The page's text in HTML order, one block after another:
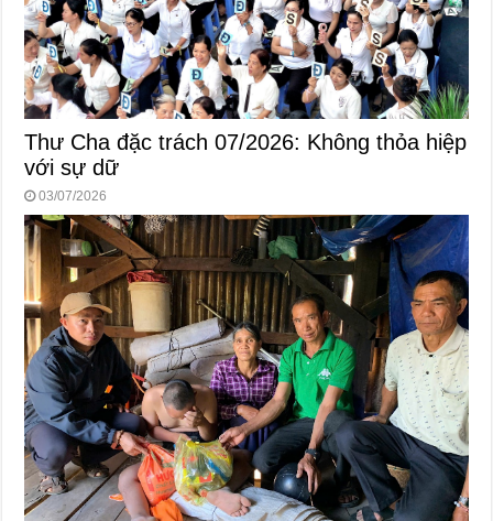
Thư Cha đặc trách 07/2026: Không thỏa hiệp
với sự dữ
03/07/2026